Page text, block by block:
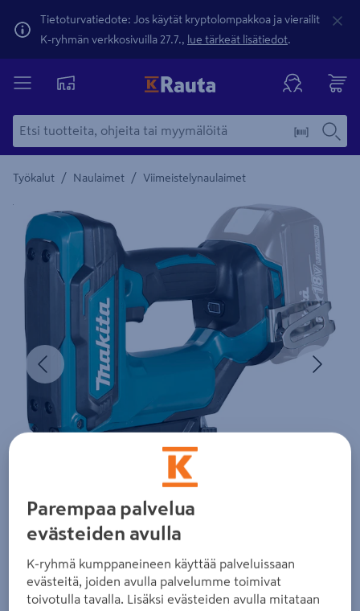
Tietoturvatiedote: Jos käytät kryptolompakkoa ja vierailit
K-ryhmän verkkosivuilla 27.7., lue tärkeät lisätiedot.
Työkalut / Naulaimet / Viimeistelynaulaimet
Yksityiskohtainen kuvaus löytyy Tuotteen kuvaus -
Edellinen
Zoomaa kuvaa sormilla kosketusnäytöllä
Parempaa palvelua
evästeiden avulla
K-ryhmä kumppaneineen käyttää palveluissaan
evästeitä, joiden avulla palvelumme toimivat
toivotulla tavalla. Lisäksi evästeiden avulla mitataan